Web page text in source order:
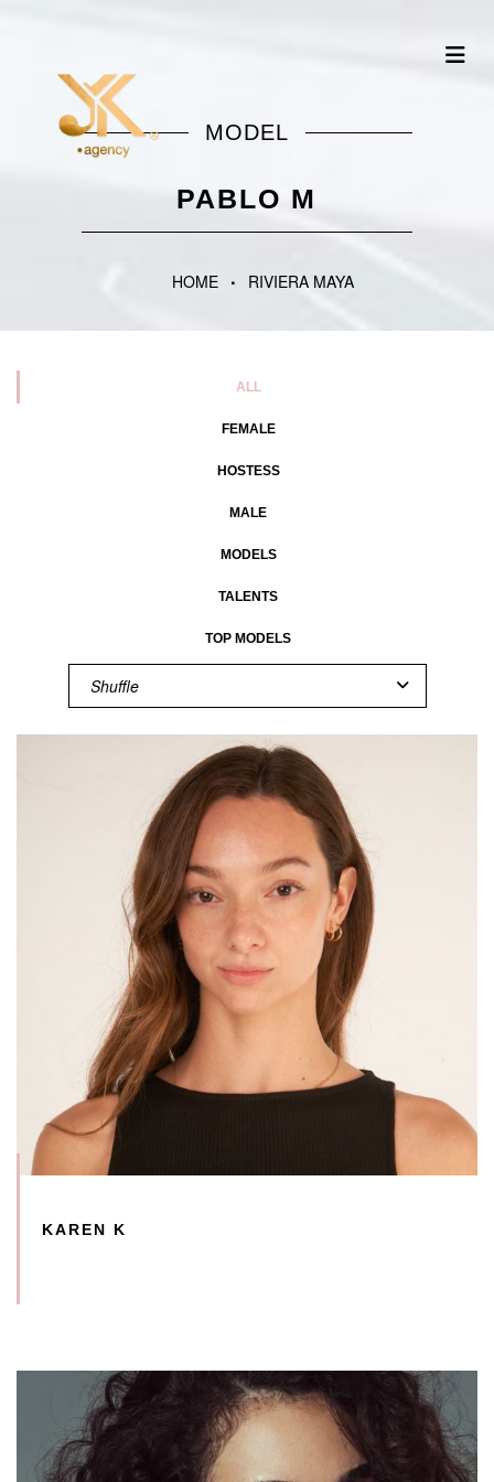
MODEL
PABLO M
HOME RIVIERA MAYA
ALL
FEMALE
HOSTESS
MALE
MODELS
TALENTS
TOP MODELS
KAREN K